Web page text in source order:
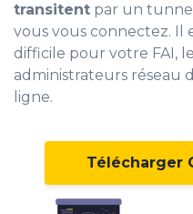
transitent par un
vous vous connectez. Il
difficile pour votre FAI,
administrateurs réseau
ligne.
Télécharger